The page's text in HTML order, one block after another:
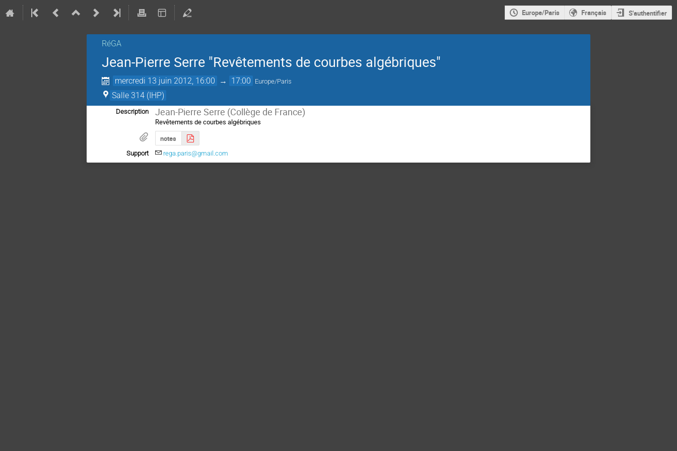
Europe/Paris Français S'authentifier
RéGA
Jean-Pierre Serre "Revêtements de courbes algébriques"
mercredi 13 juin 2012, 16:00 → 17:00 Europe/Paris
Salle 314 (IHP)
Description Jean-Pierre Serre (Collège de France)
Revêtements de courbes algébriques
notes
Support rega.paris@gmail.com